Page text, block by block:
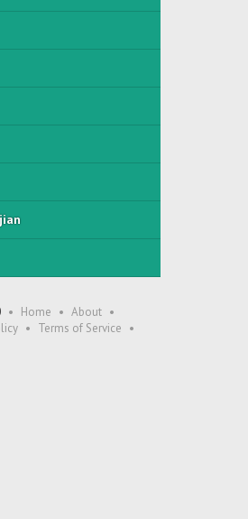
Home
About
Terms of Service